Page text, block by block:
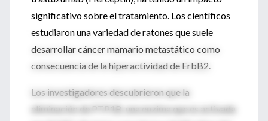
significativo sobre el tratamiento. Los científicos
estudiaron una variedad de ratones que suele
desarrollar cáncer mamario metastático como
consecuencia de la hiperactividad de ErbB2.
Los investigadores descubrieron que la
eliminación de PTP1B, una enzima que es activada